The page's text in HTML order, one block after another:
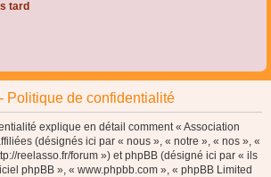
tard
Politique de confidentialité
explique en détail comment « Association
(désignés ici par « nous », « notre », « nos », «
reelasso.fr/forum ») et phpBB (désigné ici par « ils
phpBB », « www.phpbb.com », « phpBB Limited